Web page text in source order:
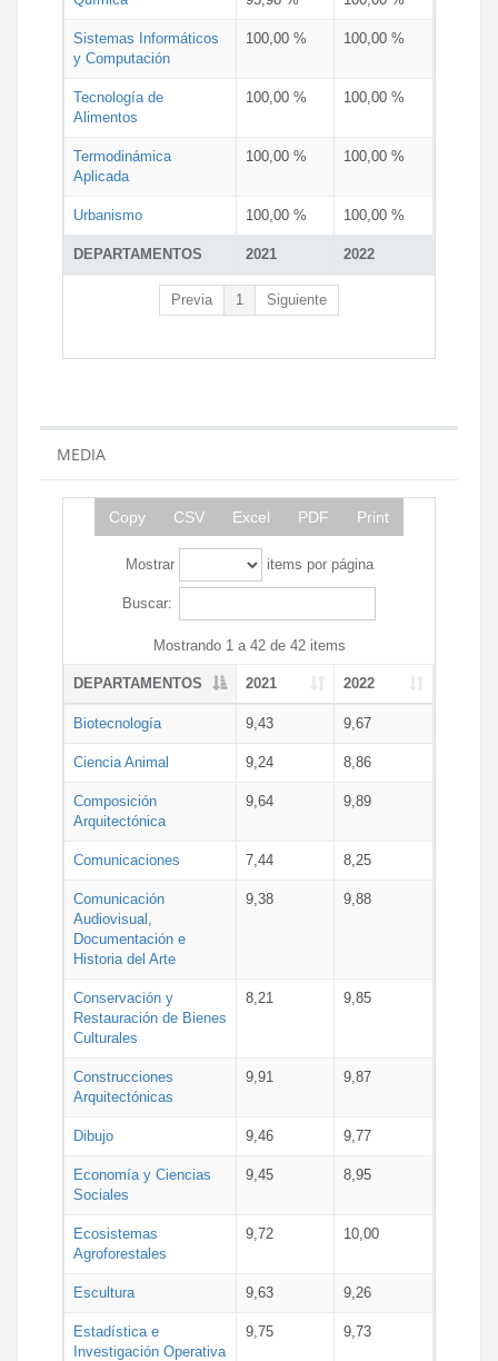
DEPARTAMENTOS 2021 2022
Sistemas Informáticos
y Computación
100,00 % 100,00 %
Tecnología de
Alimentos
100,00 % 100,00 %
Termodinámica
Aplicada
100,00 % 100,00 %
Urbanismo 100,00 % 100,00 %
Previa 1 Siguiente
MEDIA
Copy CSV Excel PDF Print
Mostrar items por página
Buscar:
Mostrando 1 a 42 de 42 items
DEPARTAMENTOS 2021 2022
Biotecnología 9,43 9,67
Ciencia Animal 9,24 8,86
Composición
Arquitectónica
9,64 9,89
Comunicaciones 7,44 8,25
Comunicación
Audiovisual,
Documentación e
Historia del Arte
9,38 9,88
Conservación y
Restauración de Bienes
Culturales
8,21 9,85
Construcciones
Arquitectónicas
9,91 9,87
Dibujo 9,46 9,77
Economía y Ciencias
Sociales
9,45 8,95
Ecosistemas
Agroforestales
9,72 10,00
Escultura 9,63 9,26
Estadística e
Investigación Operativa
9,75 9,73